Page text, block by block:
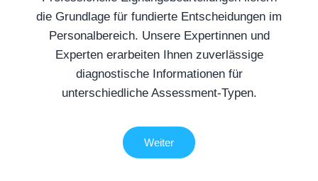
die Grundlage für fundierte Entscheidungen im
Personalbereich. Unsere Expertinnen und
Experten erarbeiten Ihnen zuverlässige
diagnostische Informationen für
unterschiedliche Assessment-Typen.
Weiter